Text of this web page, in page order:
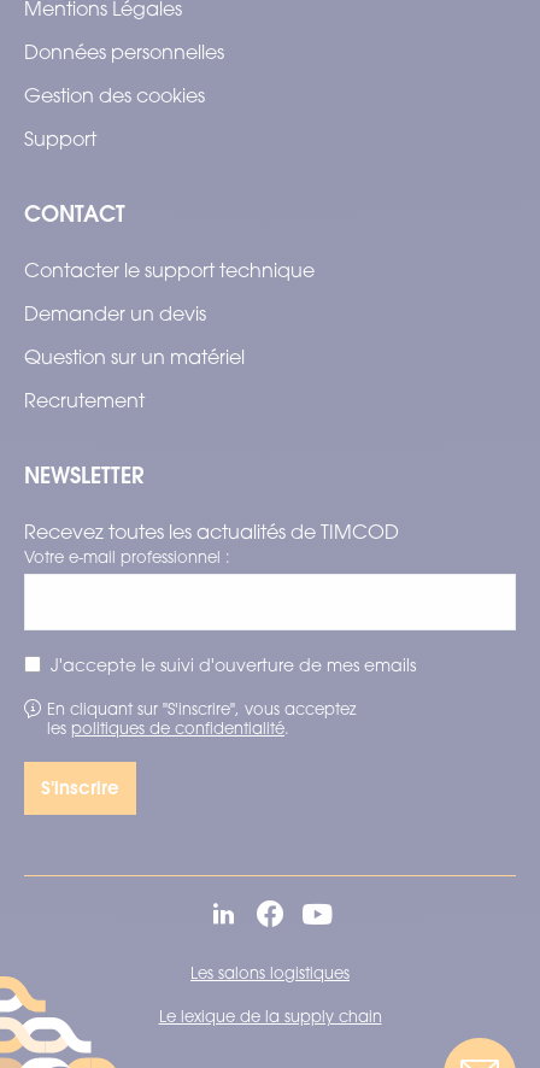
Mentions Légales
Données personnelles
Gestion des cookies
Support
CONTACT
Contacter le support technique
Demander un devis
Question sur un matériel
Recrutement
NEWSLETTER
Recevez toutes les actualités de TIMCOD
Votre e-mail professionnel :
J'accepte le suivi d'ouverture de mes emails
En cliquant sur "S'inscrire", vous acceptez
les politiques de confidentialité.
Les salons logistiques
Le lexique de la supply chain